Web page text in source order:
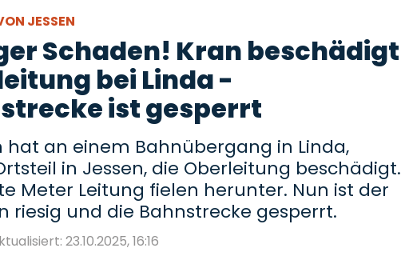
JESSEN
Schaden! Kran beschädigt
bei Linda -
ist gesperrt
hat an einem Bahnübergang in Linda,
in Jessen, die Oberleitung beschädigt.
Meter Leitung fielen herunter. Nun ist der
riesig und die Bahnstrecke gesperrt.
23.10.2025, 16:16